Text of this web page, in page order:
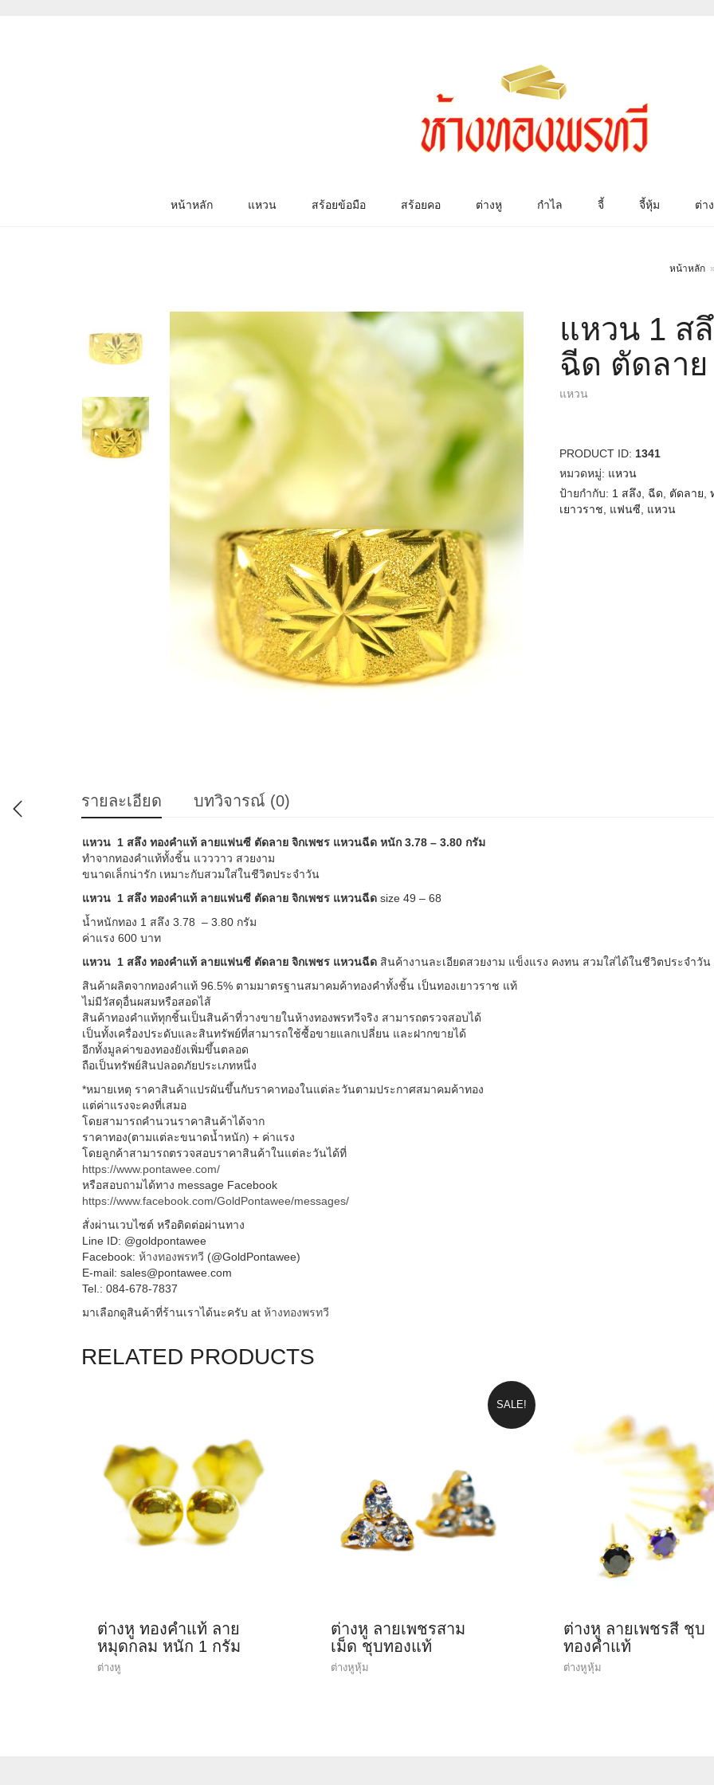
หน้าหลัก แหวน สร้อยข้อมือ สร้อยคอ ต่างหู กำไล จี้ จี้หุ้ม ต่า
หน้าหลัก »
แหวน 1 ส
ฉีด ตัดลาย
แหวน
PRODUCT ID: 1341
หมวดหมู่: แหวน
ป้ายกำกับ: 1 สลึง ฉีด ตัดลาย
เยาวราช
แฟนซี แหวน
รายละเอียด บทวิจารณ์ (0)
แหวน 1 สลึง ทองคำแท้ ลายแฟนซี ตัดลาย จิกเพชร แหวนฉีด หนัก 3.78 – 3.80 กรัม
ทำจากทองคำแท้ทั้งชิ้น แวววาว สวยงาม
ขนาดเล็กน่ารัก เหมาะกับสวมใส่ในชีวิตประจำวัน
แหวน 1 สลึง ทองคำแท้ ลายแฟนซี ตัดลาย จิกเพชร แหวนฉีด size 49 – 68
น้ำหนักทอง 1 สลึง 3.78 – 3.80 กรัม
ค่าแรง 600 บาท
แหวน 1 สลึง ทองคำแท้ ลายแฟนซี ตัดลาย จิกเพชร แหวนฉีด สินค้างานละเอียดสวยงาม แข็งแรง คงทน สวมใส่ได้ในชีวิตประจำวัน
สินค้าผลิตจากทองคำแท้ 96.5% ตามมาตรฐานสมาคมค้าทองคำทั้งชิ้น เป็นทองเยาวราช แท้
ไม่มีวัสดุอื่นผสมหรือสอดไส้
สินค้าทองคำแท้ทุกชิ้นเป็นสินค้าที่วางขายในห้างทองพรทวีจริง สามารถตรวจสอบได้
เป็นทั้งเครื่องประดับและสินทรัพย์ที่สามารถใช้ซื้อขายแลกเปลี่ยน และฝากขายได้
อีกทั้งมูลค่าของทองยังเพิ่มขึ้นตลอด
ถือเป็นทรัพย์สินปลอดภัยประเภทหนึ่ง
*หมายเหตุ ราคาสินค้าแปรผันขึ้นกับราคาทองในแต่ละวันตามประกาศสมาคมค้าทอง
แต่ค่าแรงจะคงที่เสมอ
โดยสามารถคำนวนราคาสินค้าได้จาก
ราคาทอง(ตามแต่ละขนาดน้ำหนัก) + ค่าแรง
โดยลูกค้าสามารถตรวจสอบราคาสินค้าในแต่ละวันได้ที่
https://www.pontawee.com/
หรือสอบถามได้ทาง message Facebook
https://www.facebook.com/GoldPontawee/messages/
สั่งผ่านเวบไซต์ หรือติดต่อผ่านทาง
Line ID: @goldpontawee
Facebook: ห้างทองพรทวี (@GoldPontawee)
E-mail: sales@pontawee.com
Tel.: 084-678-7837
มาเลือกดูสินค้าที่ร้านเราได้นะครับ at ห้างทองพรทวี
RELATED PRODUCTS
ต่างหู ทองคำแท้ ลาย
หมุดกลม หนัก 1 กรัม
ต่างหู
SALE!
ต่างหู ลายเพชรสาม
เม็ด ชุบทองแท้
ต่างหูหุ้ม
ต่างหู ลายเพชรสี ชุบ
ทองคำแท้
ต่างหูหุ้ม